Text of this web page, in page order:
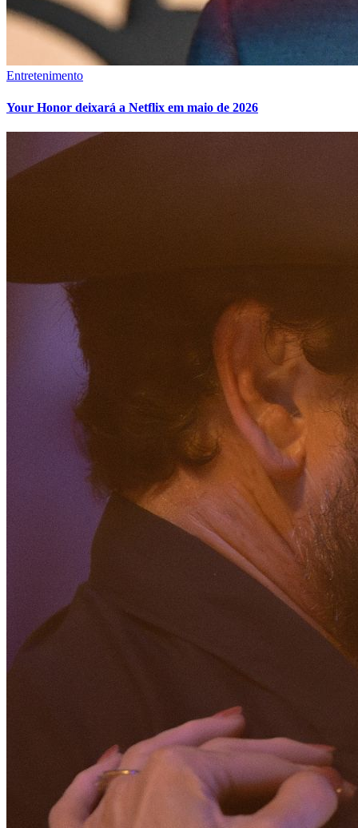
Entretenimento
Your Honor deixará a Netflix em maio de 2026